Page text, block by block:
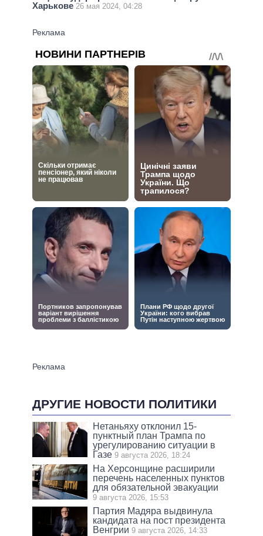
Харькове 26 мая 2024, 04:28
ДРУГИЕ НОВОСТИ ПОЛИТИКИ
Нетаньяху отклонил 15-
пунктный план Трампа по
урегулированию ситуации в
Газе 9 августа 2026, 18:24
На Херсонщине расширили
перечень населенных пунктов
для обязательной эвакуации
9 августа 2026, 15:53
Партия Мадяра выдвинула
кандидата на пост президента
Венгрии 9 августа 2026, 14:33